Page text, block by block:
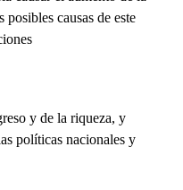
causas de este
y de la riqueza, y
políticas nacionales y